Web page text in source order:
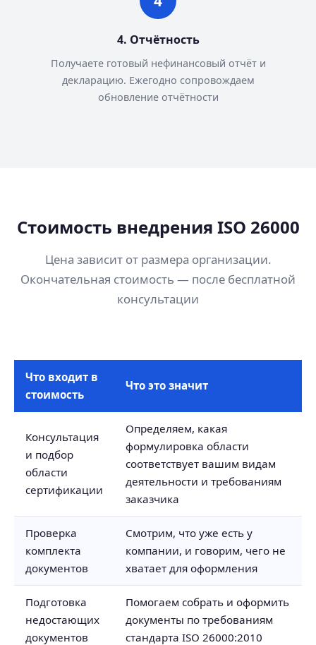
4. Отчётность
Получаете готовый нефинансовый отчёт и
декларацию. Ежегодно сопровождаем
обновление отчётности
Стоимость внедрения ISO 26000
Цена зависит от размера организации.
Окончательная стоимость — после бесплатной
консультации
Что входит в
стоимость
Что это значит
Консультация
и подбор
области
сертификации
Определяем, какая
формулировка области
соответствует вашим видам
деятельности и требованиям
заказчика
Проверка
комплекта
документов
Смотрим, что уже есть у
компании, и говорим, чего не
хватает для оформления
Подготовка
недостающих
документов
Помогаем собрать и оформить
документы по требованиям
стандарта ISO 26000:2010